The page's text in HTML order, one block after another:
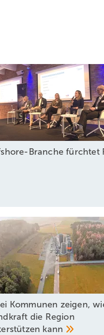
Branche fürchtet
Kommunen zeigen,
die Region
kann